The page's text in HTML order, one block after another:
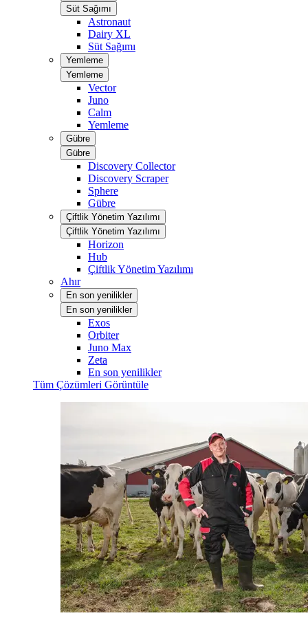
Süt Sağımı
Astronaut
Dairy XL
Süt Sağımı
Yemleme
Yemleme
Vector
Juno
Calm
Yemleme
Gübre
Gübre
Discovery Collector
Discovery Scraper
Sphere
Gübre
Çiftlik Yönetim Yazılımı
Çiftlik Yönetim Yazılımı
Horizon
Hub
Çiftlik Yönetim Yazılımı
Ahır
En son yenilikler
En son yenilikler
Exos
Orbiter
Juno Max
Zeta
En son yenilikler
Tüm Çözümleri Görüntüle